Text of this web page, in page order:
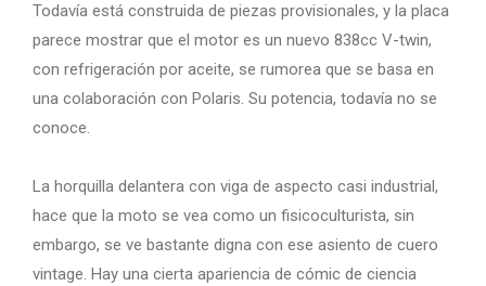
Todavía está construida de piezas provisionales, y la placa
parece mostrar que el motor es un nuevo 838cc V-twin,
con refrigeración por aceite, se rumorea que se basa en
una colaboración con Polaris. Su potencia, todavía no se
conoce.
La horquilla delantera con viga de aspecto casi industrial,
hace que la moto se vea como un fisicoculturista, sin
embargo, se ve bastante digna con ese asiento de cuero
vintage. Hay una cierta apariencia de cómic de ciencia